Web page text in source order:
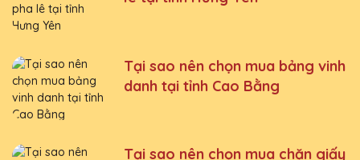
Tại sao nên chọn mua bảng vinh
danh tại tỉnh Cao Bằng
Tại sao nên chọn mua chặn giấy